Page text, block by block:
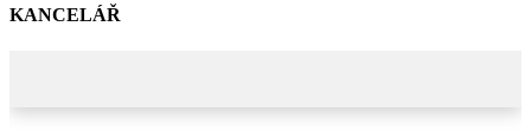
KANCELÁŘ